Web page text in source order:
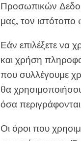
Προσωπικών
μας, τον ιστότοπο
Εάν επιλέξετε να
και χρήση
που συλλέγουμε
θα
όσα
Οι όροι που